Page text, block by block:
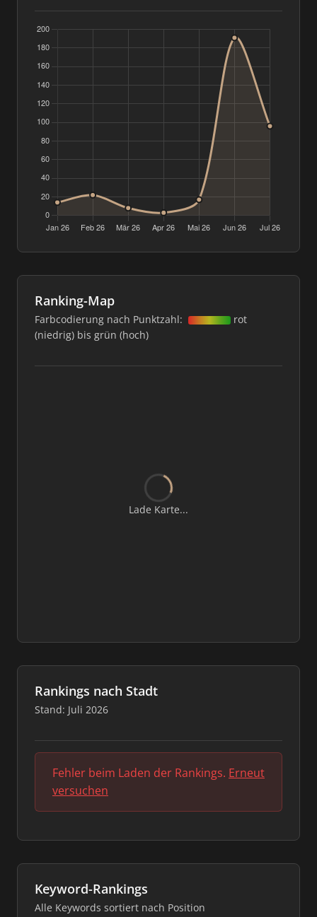
Ranking-Map
Farbcodierung nach Punktzahl:
rot
(niedrig) bis grün (hoch)
Lade Karte...
Rankings nach Stadt
Stand: Juli 2026
Fehler beim Laden der Rankings. Erneut
versuchen
Keyword-Rankings
Alle Keywords sortiert nach Position